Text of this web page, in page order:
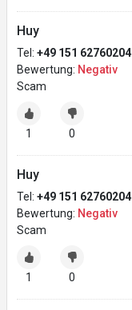
Huy
Tel: +49 151 62760204
Bewertung: Negativ
Scam
1 0
Huy
Tel: +49 151 62760204
Bewertung: Negativ
Scam
1 0